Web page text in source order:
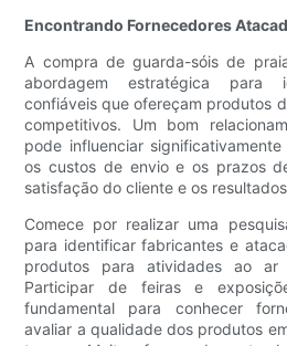
Encontrando Fornecedores
A compra de guarda-sóis de
abordagem estratégica para
confiáveis ​​que ofereçam produtos
competitivos. Um bom
pode influenciar
os custos de envio e os prazos
satisfação do cliente e os
Comece por realizar uma
para identificar fabricantes e
produtos para atividades ao
Participar de feiras e
fundamental para conhecer
avaliar a qualidade dos produtos